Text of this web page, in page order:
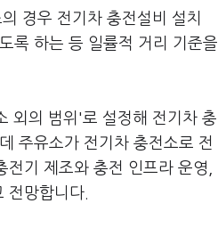
경우 전기차 충전설비 설치
록 하는 등 일률적 거리 기준을
외의 범위'로 설정해 전기차 충
주유소가 전기차 충전소로 전
기 제조와 충전 인프라 운영,
전망합니다.